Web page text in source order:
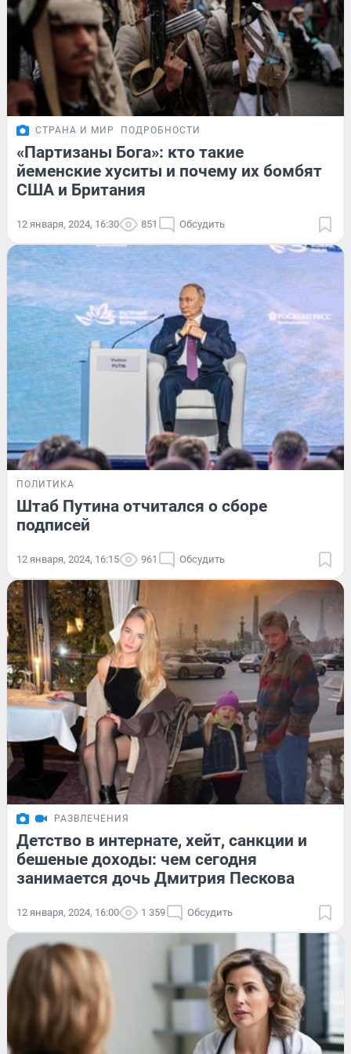
СТРАНА И МИР ПОДРОБНОСТИ
«Партизаны Бога»: кто такие
йеменские хуситы и почему их бомбят
США и Британия
12 января, 2024, 16:30 851 Обсудить
ПОЛИТИКА
Штаб Путина отчитался о сборе
подписей
12 января, 2024, 16:15 961 Обсудить
РАЗВЛЕЧЕНИЯ
Детство в интернате, хейт, санкции и
бешеные доходы: чем сегодня
занимается дочь Дмитрия Пескова
12 января, 2024, 16:00 1 359 Обсудить